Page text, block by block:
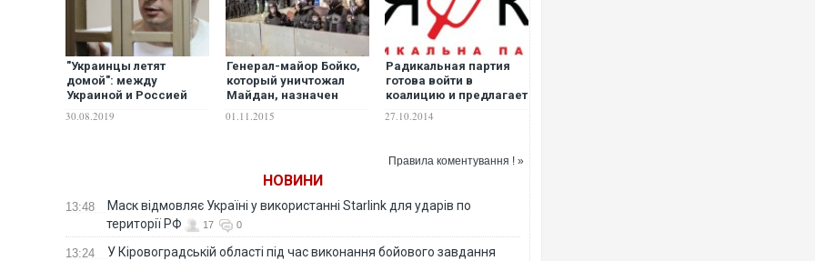
"Украинцы летят
домой": между
Украиной и Россией
пленными – СМИ
30.08.2019
Генерал-майор Бойко,
который уничтожал
Майдан, назначен
управления СБУ в
01.11.2015
Радикальная партия
готова войти в
коалицию и предлагает
деятельности
27.10.2014
Правила коментування ! »
НОВИНИ
13:48
Маск відмовляє Україні у використанні Starlink для ударів по
території РФ
17 0
13:24
У Кіровоградській області під час виконання бойового завдання